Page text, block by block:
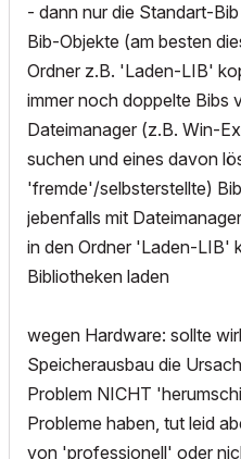
- dann nur die Standart-
Bib-Objekte (am besten
Ordner z.B. 'Laden-LIB'
immer noch doppelte Bibs
Dateimanager (z.B. Win-
suchen und eines davon
'fremde'/selbsterstellte)
jebenfalls mit
in den Ordner 'Laden-LIB'
Bibliotheken laden
wegen Hardware: sollte
Speicherausbau die
Problem NICHT
Probleme haben, tut leid
von 'professionell' oder